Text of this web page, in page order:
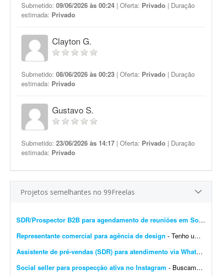
Submetido: 09/06/2026 às 00:24 | Oferta: Privado | Duração
estimada: Privado
Clayton G.
Submetido: 08/06/2026 às 00:23 | Oferta: Privado | Duração
estimada: Privado
Gustavo S.
Submetido: 23/06/2026 às 14:17 | Oferta: Privado | Duração
estimada: Privado
Projetos semelhantes no 99Freelas
SDR/Prospector B2B para agendamento de reuniões em Software House
Representante comercial para agência de design - Tenho uma agência de design e alguns projetos secundários ligados a ela. Porém, no momento estamos precisando de ajuda para atrair mais clientes. Para este primeiro trabalho, f...
Assistente de pré-vendas (SDR) para atendimento via WhatsApp e CRM
Social seller para prospecção ativa no Instagram - Buscamos uma social seller para atuar na prospecção ativa pelo Instagram. O objetivo é identificar potenciais clientes na nossa base de seguidores e buscar perfis estrat&eacut...